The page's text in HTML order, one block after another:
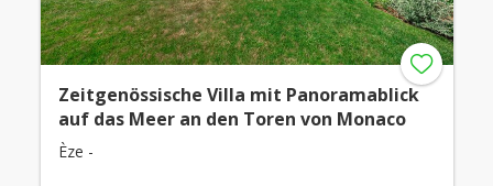
Zeitgenössische Villa mit Panoramablick
auf das Meer an den Toren von Monaco
Èze -